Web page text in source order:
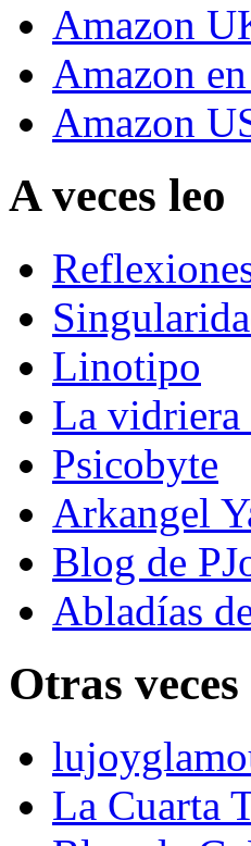
Amazon
Amazon
Amazon
A veces leo
Linotipo
La vidriera
Psicobyte
Arkangel
Blog de
Abladías
Otras
La Cuarta